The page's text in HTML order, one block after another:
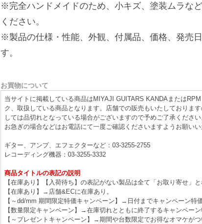
※完全ハンドメイドのため、小キズ、塗装ムラな
ください。
※製品の仕様・性能、外観、付属品、価格、発売
す。
お買物について
当サイトに掲載している商品はMIYAJI GUITARS KANDAまたは
ク、取扱している商品となります。店舗での販売もいたしておりま
しては品切れとなっている場合がございますので予めご了承ください
お急ぎの場合などはお電話にて一度ご確認くださいますようお願い
ギター、アンプ、エフェクターなど：03-3255-2755
レコーディング機器：03-3255-3332
商品タイトルの表記の説明
【在庫あり】【入荷待ち】の表記がない製品は全て「お取り寄せ」と
【在庫あり】→店舗&ECに在庫あり。
【～dd/mm 期間限定特価キャンペーン】→日付までキャンペーン特
【数量限定キャンペーン】→在庫切れとともに終了するキャンペー
【～プレゼントキャンペーン】→期間や台数限定でお得なオマケが